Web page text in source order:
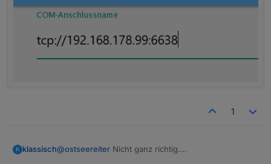
1
K klassisch@ostseereiter Nicht ganz richtig.